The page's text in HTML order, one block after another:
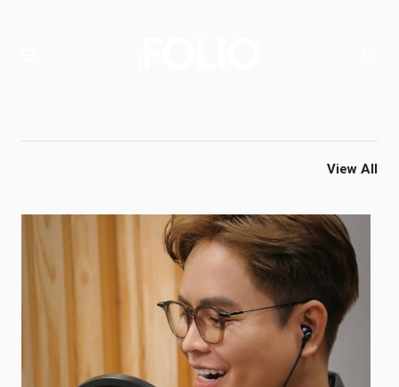
View All